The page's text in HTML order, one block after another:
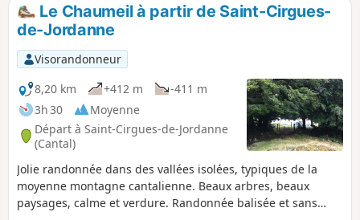
Le Chaumeil à partir de Saint-Cirgues-
de-Jordanne
Visorandonneur
8,20 km
+412 m
-411 m
3h 30
Moyenne
Départ à Saint-Cirgues-de-Jordanne
(Cantal)
Jolie randonnée dans des vallées isolées, typiques de la
moyenne montagne cantalienne. Beaux arbres, beaux
paysages, calme et verdure. Randonnée balisée et sans